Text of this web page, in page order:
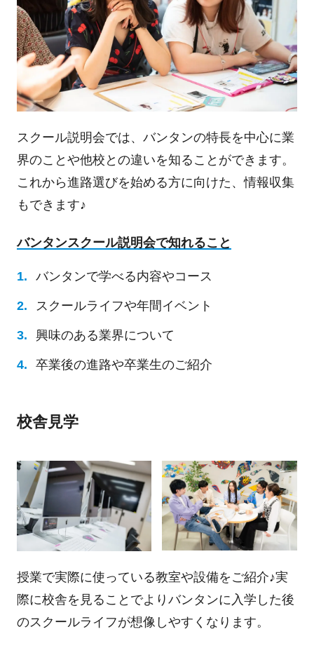
スクール説明会では、バンタンの特長を中心に業
界のことや他校との違いを知ることができます。
これから進路選びを始める方に向けた、情報収集
もできます♪
バンタンスクール説明会で知れること
バンタンで学べる内容やコース
スクールライフや年間イベント
興味のある業界について
卒業後の進路や卒業生のご紹介
校舎見学
授業で実際に使っている教室や設備をご紹介♪実
際に校舎を見ることでよりバンタンに入学した後
のスクールライフが想像しやすくなります。